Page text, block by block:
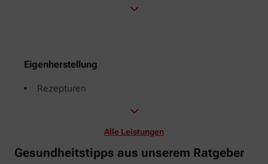
Eigenherstellung
Rezepturen
Alle Leistungen
Gesundheitstipps aus unserem Ratgeber